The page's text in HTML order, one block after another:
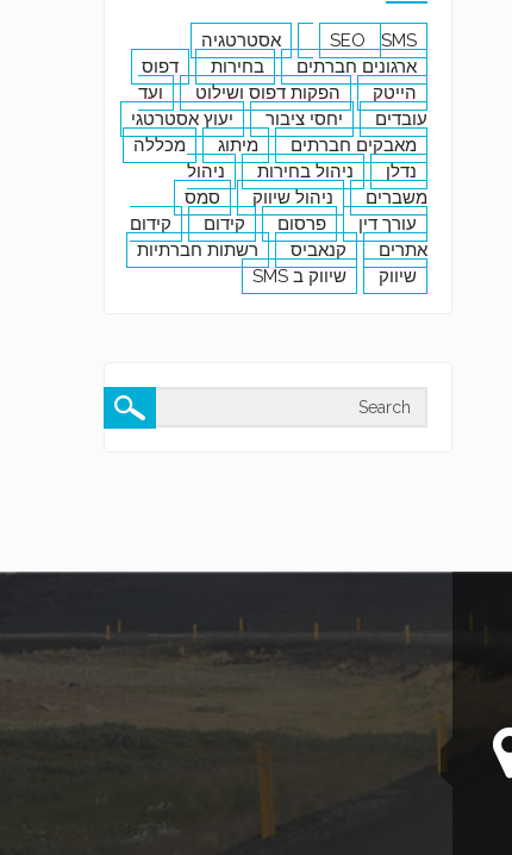
SEO SMS
אסטרטגיה
ארגונים חברתים
בחירות
דפוס
הייטק
הפקות דפוס ושילוט
ועד
עובדים
יחסי ציבור
יעוץ אסטרטגי
מאבקים חברתים
מיתוג
מכללה
נדלן
ניהול בחירות
ניהול
משברים
ניהול שיווק
סמס
עורך דין
פרסום קידום
קידום
אתרים
קנאביס
רשתות חברתיות
שיווק
שיווק ב SMS